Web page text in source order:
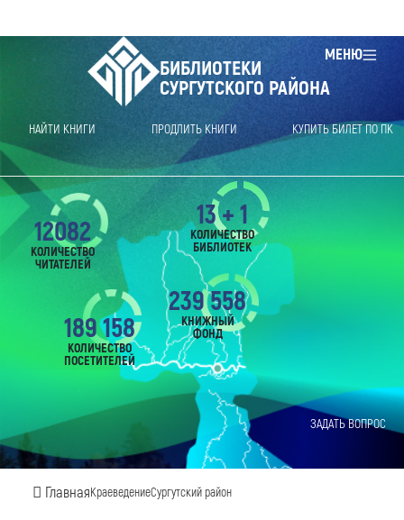
МЕНЮ
БИБЛИОТЕКИ
СУРГУТСКОГО РАЙОНА
НАЙТИ КНИГИ ПРОДЛИТЬ КНИГИ КУПИТЬ БИЛЕТ ПО ПК
ЗАДАТЬ ВОПРОС
ГлавнаяКраеведениеСургутский район
12082
КОЛИЧЕСТВО
ЧИТАТЕЛЕЙ
189 158
КОЛИЧЕСТВО
ПОСЕТИТЕЛЕЙ
239 558
КНИЖНЫЙ
ФОНД
13 + 1
КОЛИЧЕСТВО
БИБЛИОТЕК